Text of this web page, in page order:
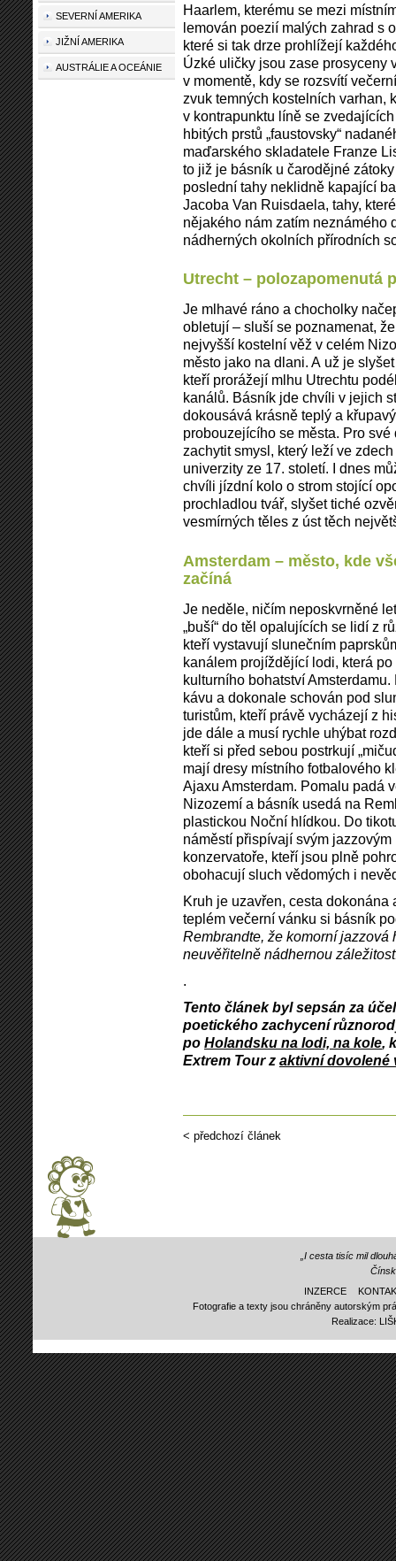
Haarlem, kterému se mezi
lemován poezií malých zahrad s
které si tak drze prohlížejí
Úzké uličky jsou zase prosyceny
v momentě, kdy se rozsvítí
zvuk temných kostelních varhan,
v kontrapunktu líně se
hbitých prstů „faustovsky“
maďarského skladatele Franze
to již je básník u čarodějné
poslední tahy neklidně kapající
Jacoba Van Ruisdaela, tahy,
nějakého nám zatím neznámého
nádherných okolních přírodních
Utrecht – polozapomenutá
Je mlhavé ráno a chocholky
obletují – sluší se poznamenat,
nejvyšší kostelní věž v celém
město jako na dlani. A už je
kteří prorážejí mlhu Utrechtu
kanálů. Básník jde chvíli v jejich
dokousává krásně teplý a
probouzejícího se města. Pro
zachytit smysl, který leží ve
univerzity ze 17. století. I dnes
chvíli jízdní kolo o strom stojící
prochladlou tvář, slyšet tiché
vesmírných těles z úst těch
Amsterdam – město, kde
začíná
Je neděle, ničím neposkvrněné
„buší“ do těl opalujících se lidí z
kteří vystavují slunečním
kanálem projíždějící lodi, která
kulturního bohatství
kávu a dokonale schován pod
turistům, kteří právě vycházejí z
jde dále a musí rychle uhýbat
kteří si před sebou postrkují
mají dresy místního fotbalového
Ajaxu Amsterdam. Pomalu padá
Nizozemí a básník usedá na
plastickou Noční hlídkou. Do
náměstí přispívají svým jazzovým
konzervatoře, kteří jsou plně
obohacují sluch vědomých i
Kruh je uzavřen, cesta
teplém večerní vánku si básník
Rembrandte, že komorní
neuvěřitelně nádhernou
.
Tento článek byl sepsán za
poetického zachycení
po Holandsku na lodi, na kole,
Extrem Tour z aktivní dovolené
< předchozí článek
SEVERNÍ AMERIKA
JIŽNÍ AMERIKA
AUSTRÁLIE A OCEÁNIE
„I cesta tisíc mil
INZERCE
Fotografie a texty jsou chráněny autorským
Realizace: